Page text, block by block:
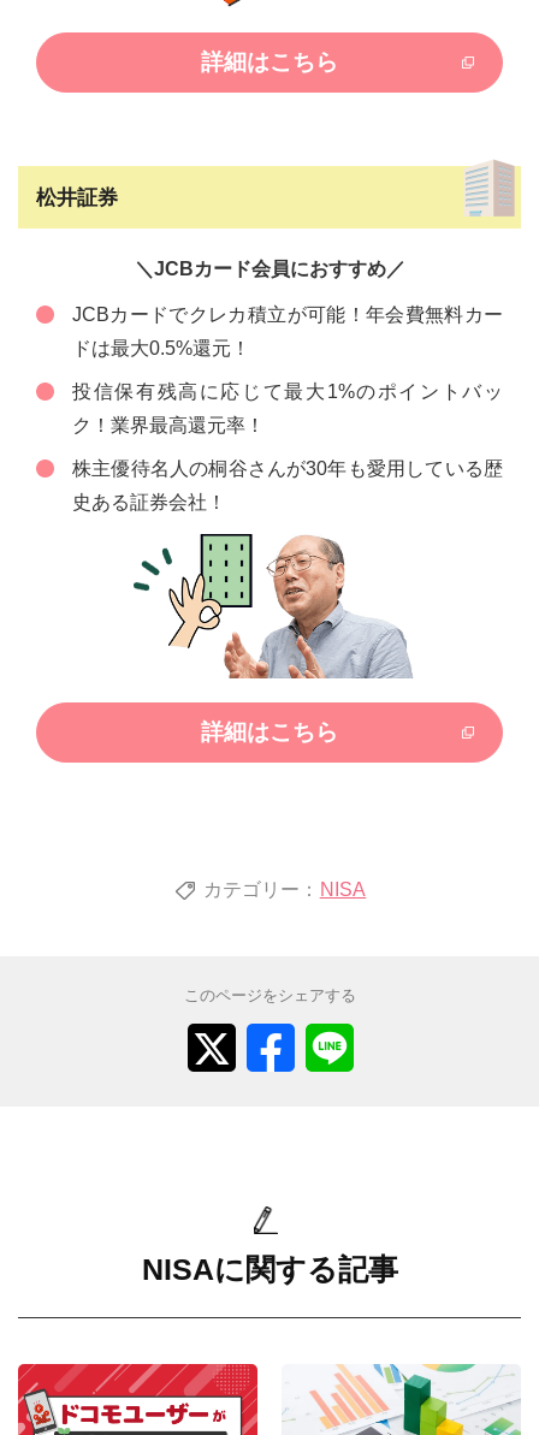
詳細はこちら
松井証券
＼JCBカード会員におすすめ／
JCBカードでクレカ積立が可能！年会費無料カー
ドは最大0.5%還元！
投信保有残高に応じて最大1%のポイントバッ
ク！業界最高還元率！
株主優待名人の桐谷さんが30年も愛用している歴
史ある証券会社！
詳細はこちら
カテゴリー： NISA
このページをシェアする
NISAに関する記事